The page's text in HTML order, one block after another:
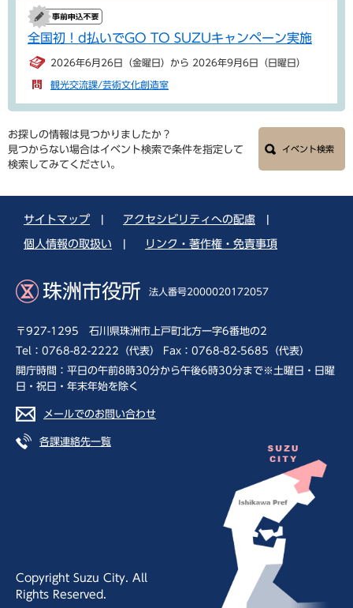
全国初！d払いでGO TO SUZUキャンペーン実施
2026年6月26日（金曜日）から 2026年9月6日（日曜日）
観光交流課/芸術文化創造室
お探しの情報は見つかりましたか？
見つからない場合はイベント検索で条件を指定して
検索してみてください。
イベント検索
サイトマップ アクセシビリティへの配慮
個人情報の取扱い リンク・著作権・免責事項
珠洲市役所 法人番号2000020172057
〒927-1295 石川県珠洲市上戸町北方一字6番地の2
Tel：0768-82-2222（代表） Fax：0768-82-5685（代表）
開庁時間：平日の午前8時30分から午後6時30分まで※土曜日・日曜
日・祝日・年末年始を除く
メールでのお問い合わせ
各課連絡先一覧
Copyright Suzu City. All
Rights Reserved.